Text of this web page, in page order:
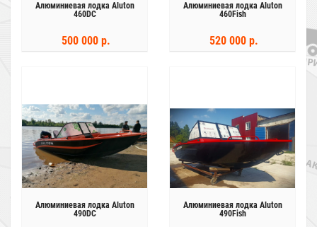
Алюминиевая лодка Aluton
460DC
500 000 р.
Алюминиевая лодка Aluton
460Fish
520 000 р.
Алюминиевая лодка Aluton
490DC
Алюминиевая лодка Aluton
490Fish